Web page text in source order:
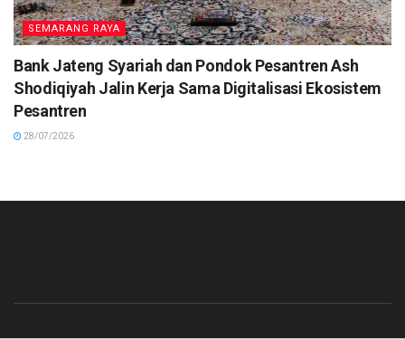
SEMARANG RAYA
Bank Jateng Syariah dan Pondok Pesantren Ash
Shodiqiyah Jalin Kerja Sama Digitalisasi Ekosistem
Pesantren
28/07/2026